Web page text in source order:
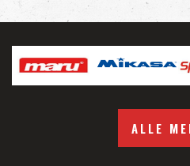
ALLE